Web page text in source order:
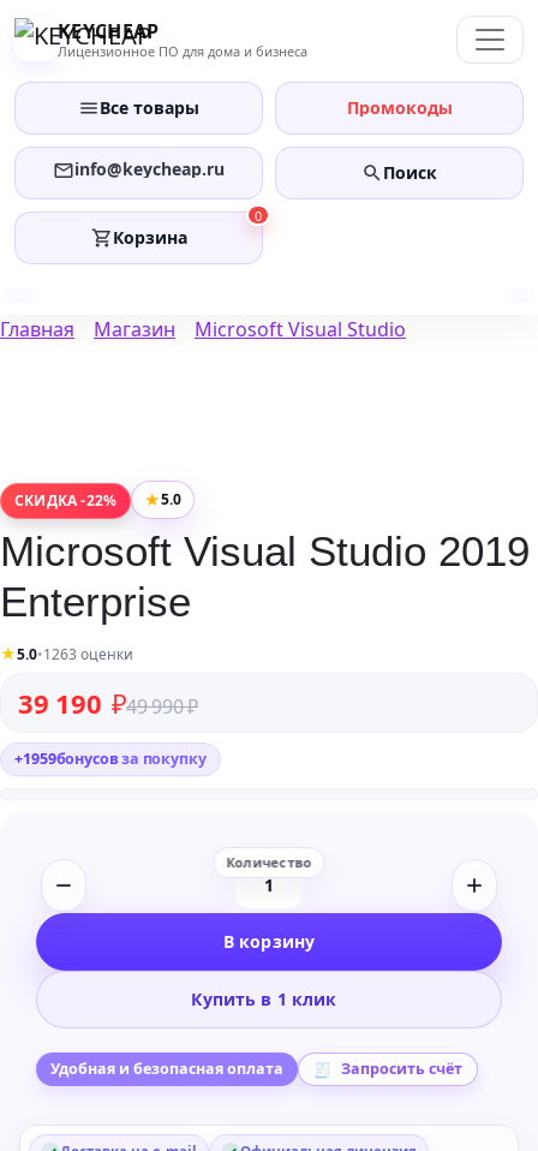
Перейти
KEYCHEAP
Лицензионное ПО для дома и бизнеса
Все товары Промокоды
info@keycheap.ru Поиск
0
Корзина
Главная Магазин Microsoft Visual Studio
СКИДКА -22% ★5.0
Microsoft Visual Studio 2019
Enterprise
★5.0•1263 оценки
49 990₽
Первоначальная цена составляла 49 990 ₽.
39 190 ₽
Текущая цена: 39 190 ₽.
+1959бонусовза покупку
Количество
Microsoft
Studio
Enterprise
В корзину
Купить в 1 клик
Удобная и безопасная оплата Запросить счёт